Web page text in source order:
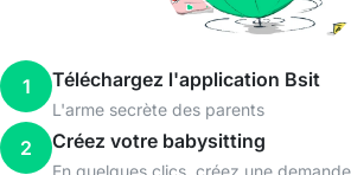
1 Téléchargez l'application Bsit
L'arme secrète des parents
2 Créez votre babysitting
En quelques clics, créez une